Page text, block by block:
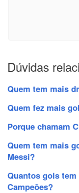
Dúvidas
Quem tem mais
Quem fez mais
Porque chamam
Quem tem mais
Messi?
Quantos gols
Campeões?